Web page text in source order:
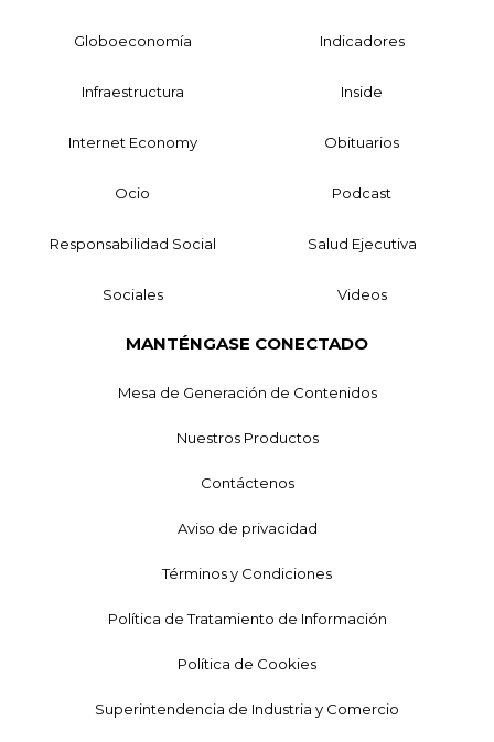
Globoeconomía Indicadores
Infraestructura Inside
Internet Economy Obituarios
Ocio Podcast
Responsabilidad Social Salud Ejecutiva
Sociales Videos
MANTÉNGASE CONECTADO
Mesa de Generación de Contenidos
Nuestros Productos
Contáctenos
Aviso de privacidad
Términos y Condiciones
Política de Tratamiento de Información
Política de Cookies
Superintendencia de Industria y Comercio